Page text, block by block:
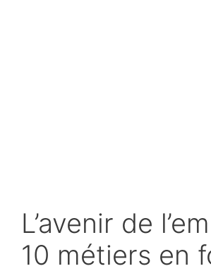
L’avenir de l’emploi :
10 métiers en